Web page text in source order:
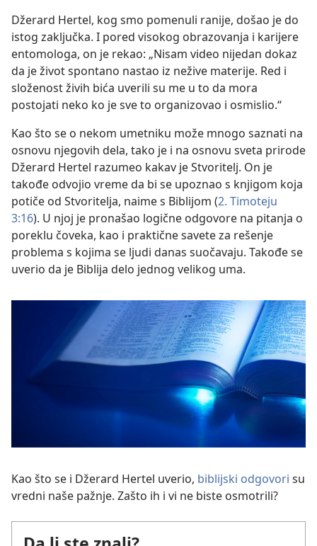
Džerard Hertel, kog smo pomenuli ranije, došao je do
istog zaključka. I pored visokog obrazovanja i karijere
entomologa, on je rekao: „Nisam video nijedan dokaz
da je život spontano nastao iz nežive materije. Red i
složenost živih bića uverili su me u to da mora
postojati neko ko je sve to organizovao i osmislio.“
Kao što se o nekom umetniku može mnogo saznati na
osnovu njegovih dela, tako je i na osnovu sveta prirode
Džerard Hertel razumeo kakav je Stvoritelj. On je
takođe odvojio vreme da bi se upoznao s knjigom koja
potiče od Stvoritelja, naime s Biblijom (2. Timoteju
3:16). U njoj je pronašao logične odgovore na pitanja o
poreklu čoveka, kao i praktične savete za rešenje
problema s kojima se ljudi danas suočavaju. Takođe se
uverio da je Biblija delo jednog velikog uma.
Kao što se i Džerard Hertel uverio, biblijski odgovori su
vredni naše pažnje. Zašto ih i vi ne biste osmotrili?